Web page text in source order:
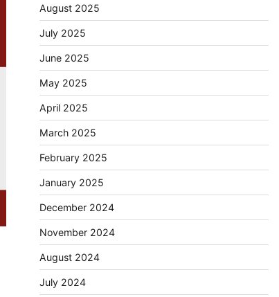
August 2025
July 2025
June 2025
May 2025
April 2025
March 2025
February 2025
January 2025
December 2024
November 2024
August 2024
July 2024